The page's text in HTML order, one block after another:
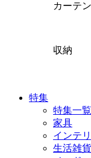
カーテン
収納
特集
特集一覧
家具
インテ
生活雑貨